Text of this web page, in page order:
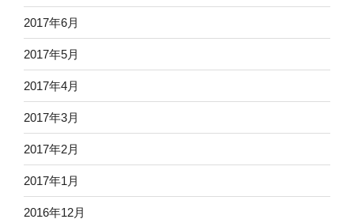
2017年6月
2017年5月
2017年4月
2017年3月
2017年2月
2017年1月
2016年12月